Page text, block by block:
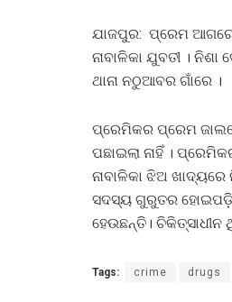
ଯାଜପୁର: ପ୍ରେମ ଆଗରେ
ନାବାଳିକା ଯୁବତୀ ।
ଥାନା ନଠୁଆବର ଗାଁରେ ।
ପ୍ରେମିକର ପ୍ରେମ
ପଛାଇଲା ନାହିଁ ।
ନାବାଳିକା ଝିଅ
ସଦସ୍ୟ ଗୁରୁତର
ହେଉଛନ୍ତି।
Tags: crime drugs